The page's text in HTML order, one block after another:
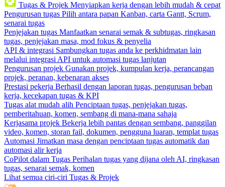
Tugas & Projek Menyiapkan kerja dengan lebih mudah & cepat
Pengurusan tugas Pilih antara papan Kanban, carta Gantt, Scrum,
senarai tugas
Penjejakan tugas Manfaatkan senarai semak & subtugas, ringkasan
tugas, penjejakan masa, mod fokus & penyelia
API & integrasi Sambungkan tugas anda ke perkhidmatan lain
melalui integrasi API untuk automasi tugas lanjutan
Pengurusan projek Gunakan projek, kumpulan kerja, perancangan
projek, peranan, kebenaran akses
Prestasi pekerja Berhasil dengan laporan tugas, pengurusan beban
kerja, kecekapan tugas & KPI
Tugas alat mudah alih Penciptaan tugas, penjejakan tugas,
pemberitahuan, komen, sembang di mana-mana sahaja
Kerjasama projek Bekerja lebih pantas dengan sembang, panggilan
video, komen, storan fail, dokumen, pengguna luaran, templat tugas
Automasi Jimatkan masa dengan penciptaan tugas automatik dan
automasi alir kerja
CoPilot dalam Tugas Perihalan tugas yang dijana oleh AI, ringkasan
tugas, senarai semak, komen
Lihat semua ciri-ciri Tugas & Projek